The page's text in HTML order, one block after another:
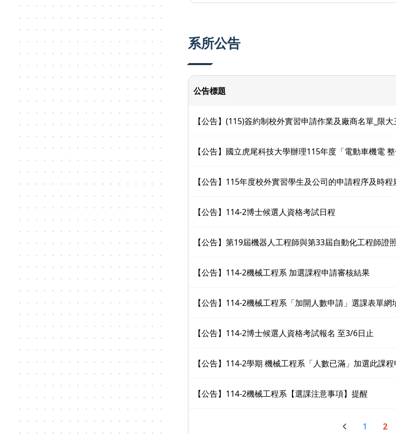
系所公告
公告標題
【公告】(115)簽約制校外實習申請作業及廠商名單_限
【公告】國立虎尾科技大學辦理115年度「電動車機電
【公告】115年度校外實習學生及公司的申請程序及時程
【公告】114-2博士候選人資格考試日程
【公告】第19屆機器人工程師與第33屆自動化工程師證
【公告】114-2機械工程系 加選課程申請審核結果
【公告】114-2機械工程系「加開人數申請」選課表單網
【公告】114-2博士候選人資格考試報名 至3/6日止
【公告】114-2學期 機械工程系「人數已滿」加選此課
【公告】114-2機械工程系【選課注意事項】提醒
1 2